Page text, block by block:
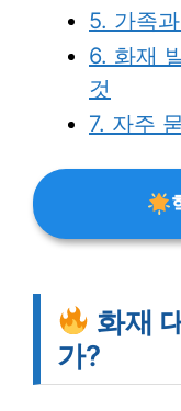
5. 가족
6. 화재
것
7. 자주
화재
가?